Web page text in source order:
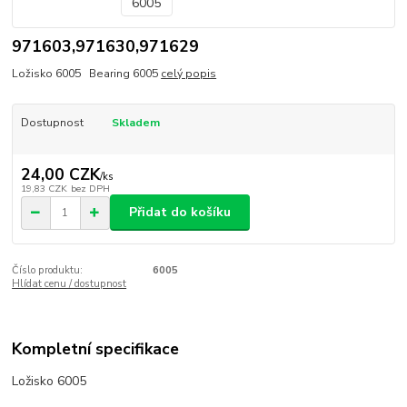
971603,971630,971629
Ložisko 6005 Bearing 6005 celý popis
Dostupnost Skladem
24,00 CZK/ks
19,83 CZK bez DPH
Přidat do košíku
Číslo produktu:
6005
Hlídat cenu / dostupnost
Kompletní specifikace
Ložisko 6005